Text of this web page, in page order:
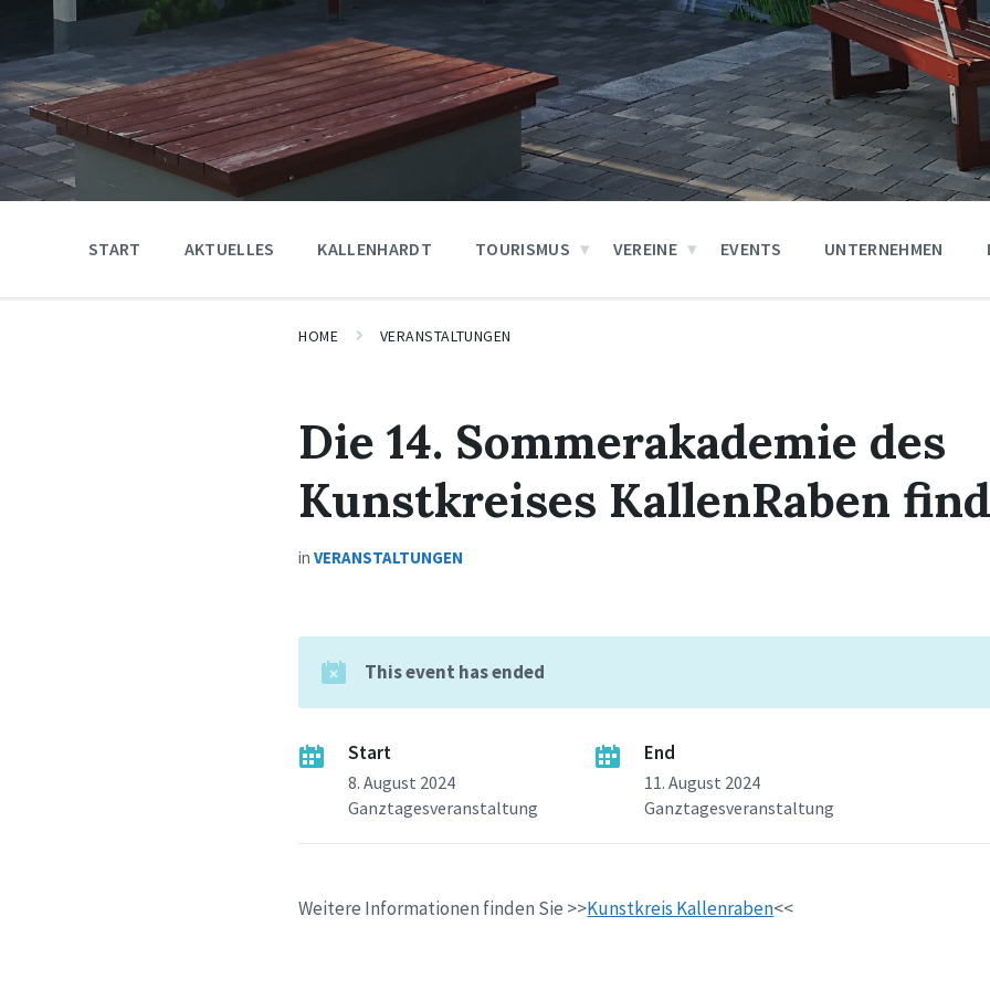
START AKTUELLES KALLENHARDT TOURISMUS VEREINE EVENTS UNTERNEHMEN
HOME VERANSTALTUNGEN
Die 14. Sommerakademie des
Kunstkreises KallenRaben
inVERANSTALTUNGEN
This event has ended
Start
8. August 2024
Ganztagesveranstaltung
End
11. August 2024
Ganztagesveranstaltung
Weitere Informationen finden Sie >>Kunstkreis Kallenraben<<